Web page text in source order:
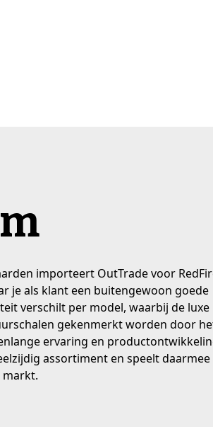
importeert OutTrade voor
je als klant een buitengewoon goede
verschilt per model, waarbij de luxe
gekenmerkt worden door
ervaring en
assortiment en speelt daarmee
markt.